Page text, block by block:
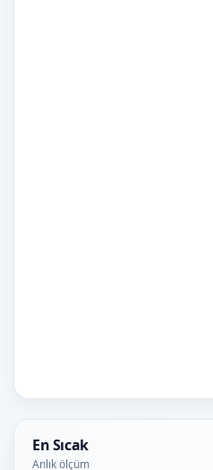
En Sıcak
Anlık ölçüm